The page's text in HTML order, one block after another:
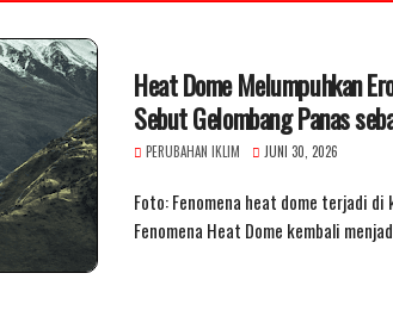
Heat Dome Melumpuhkan
Sebut Gelombang Panas
PERUBAHAN IKLIM JUNI 30, 2026
Foto: Fenomena heat dome terjadi
Fenomena Heat Dome kembali